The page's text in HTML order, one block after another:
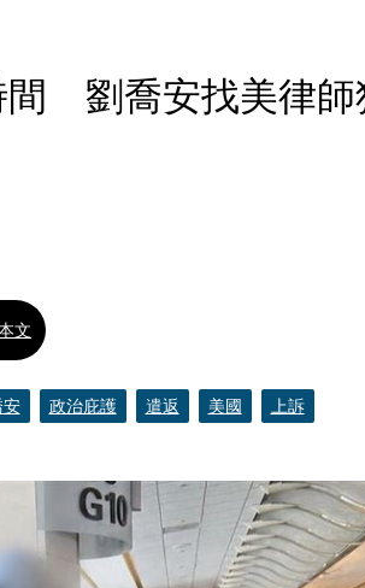
間 劉喬安找美律師
文
政治庇護 遣返 美國 上訴